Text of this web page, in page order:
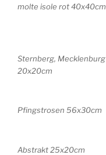
molte isole rot 40x40cm
Sternberg, Mecklenburg
20x20cm
Pfingstrosen 56x30cm
Abstrakt 25x20cm